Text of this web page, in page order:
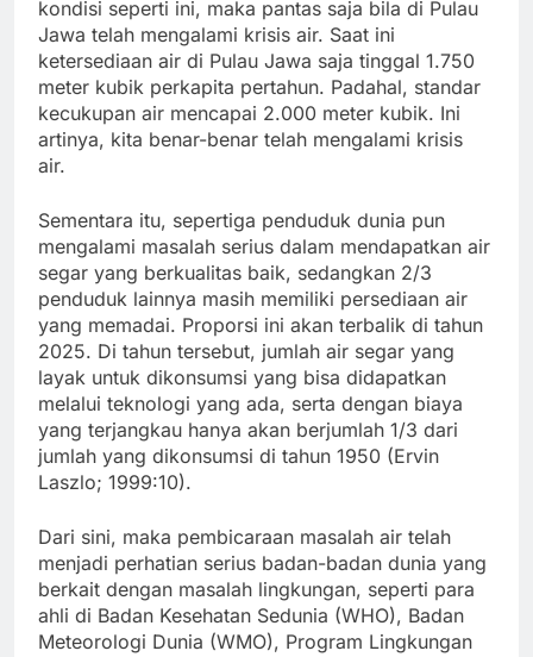
kondisi seperti ini, maka pantas saja bila di Pulau
Jawa telah mengalami krisis air. Saat ini
ketersediaan air di Pulau Jawa saja tinggal 1.750
meter kubik perkapita pertahun. Padahal, standar
kecukupan air mencapai 2.000 meter kubik. Ini
artinya, kita benar-benar telah mengalami krisis
air.
Sementara itu, sepertiga penduduk dunia pun
mengalami masalah serius dalam mendapatkan air
segar yang berkualitas baik, sedangkan 2/3
penduduk lainnya masih memiliki persediaan air
yang memadai. Proporsi ini akan terbalik di tahun
2025. Di tahun tersebut, jumlah air segar yang
layak untuk dikonsumsi yang bisa didapatkan
melalui teknologi yang ada, serta dengan biaya
yang terjangkau hanya akan berjumlah 1/3 dari
jumlah yang dikonsumsi di tahun 1950 (Ervin
Laszlo; 1999:10).
Dari sini, maka pembicaraan masalah air telah
menjadi perhatian serius badan-badan dunia yang
berkait dengan masalah lingkungan, seperti para
ahli di Badan Kesehatan Sedunia (WHO), Badan
Meteorologi Dunia (WMO), Program Lingkungan